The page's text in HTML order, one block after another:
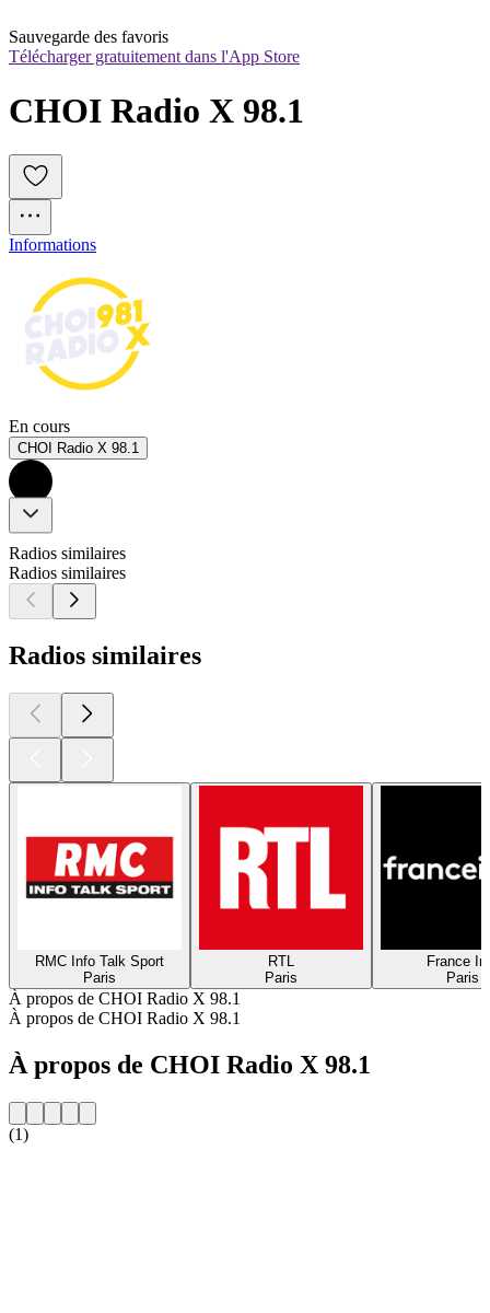
Sauvegarde des favoris
Télécharger gratuitement dans l'App Store
CHOI Radio X 98.1
Informations
En cours
CHOI Radio X 98.1
Radios similaires
Radios similaires
Radios similaires
RMC Info Talk Sport
Paris
RTL
Paris
France
Paris
À propos de CHOI Radio X 98.1
À propos de CHOI Radio X 98.1
À propos de CHOI Radio X 98.1
(1)